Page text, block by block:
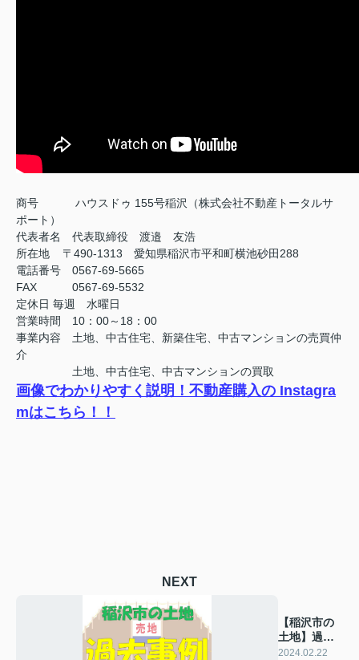
商号
ハウスドゥ 155号稲沢（株式会社不動産トータルサ
ポート）
代表者名 代表取締役 渡邉 友浩
所在地 〒490-1313 愛知県稲沢市平和町横池砂田288
電話番号 0567-69-5665
FAX
0567-69-5532
定休日 毎週 水曜日
営業時間 10：00～18：00
事業内容 土地、中古住宅、新築住宅、中古マンションの売買仲
介
土地、中古住宅、中古マンションの買取
画像でわかりやすく説明！不動産購入の Instagra
mはこちら！！
NEXT
【稲沢市の
土地】過去
の販売事例
2024.02.22